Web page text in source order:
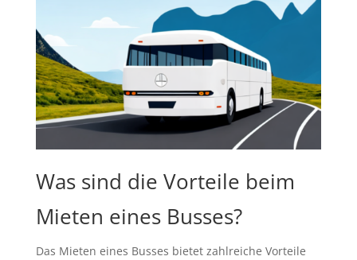
Was sind die Vorteile beim
Mieten eines Busses?
Das Mieten eines Busses bietet zahlreiche Vorteile